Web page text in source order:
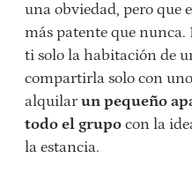
una obviedad, pero que
más patente que
ti solo la habitación de
compartirla solo con
alquilarun pequeño
todo el grupo con la
la estancia.